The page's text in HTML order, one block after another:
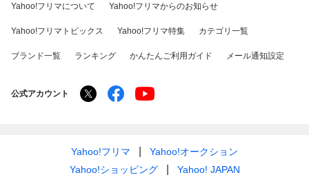
Yahoo!フリマについて Yahoo!フリマからのお知らせ
Yahoo!フリマトピックス Yahoo!フリマ特集 カテゴリ一覧
ブランド一覧 ランキング かんたんご利用ガイド メール通知設定
公式アカウント
Yahoo!フリマ
Yahoo!オークション
Yahoo!ショッピング
Yahoo! JAPAN